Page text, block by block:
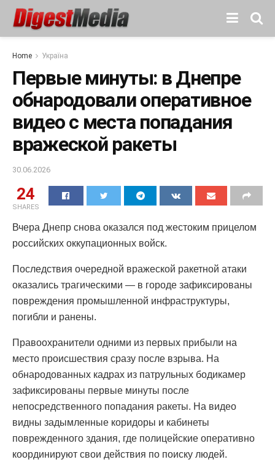
Home Україна
Первые минуты: в Днепре
обнародовали оперативное
видео с места попадания
вражеской ракеты
30.06.2026
24
SHARES
Вчера Днепр снова оказался под жестоким прицелом
российских оккупационных войск.
Последствия очередной вражеской ракетной атаки
оказались трагическими — в городе зафиксированы
повреждения промышленной инфраструктуры,
погибли и ранены.
Правоохранители одними из первых прибыли на
место происшествия сразу после взрыва. На
обнародованных кадрах из патрульных бодикамер
зафиксированы первые минуты после
непосредственного попадания ракеты. На видео
видны задымленные коридоры и кабинеты
поврежденного здания, где полицейские оперативно
координируют свои действия по поиску людей.